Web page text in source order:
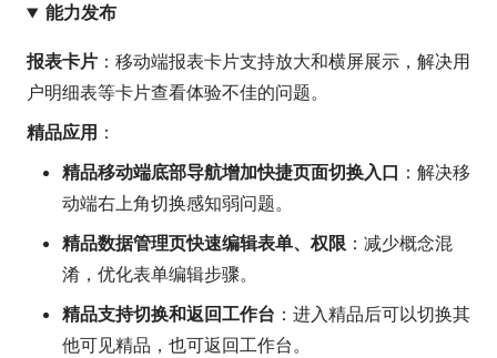
能力发布
报表卡片 ：移动端报表卡片支持放大和横屏展示，解决用
户明细表等卡片查看体验不佳的问题。
精品应用 ：
精品移动端底部导航增加快捷页面切换入口 ：解决移
动端右上角切换感知弱问题。
精品数据管理页快速编辑表单、权限 ：减少概念混
淆，优化表单编辑步骤。
精品支持切换和返回工作台 ：进入精品后可以切换其
他可见精品，也可返回工作台。